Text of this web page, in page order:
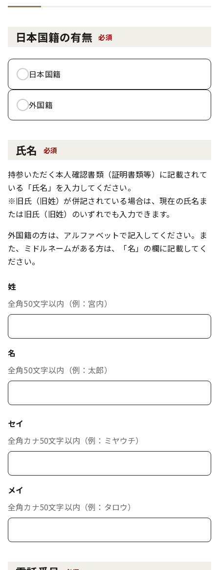
日本国籍の有無 必須
日本国籍
外国籍
氏名 必須
持参いただく本人確認書類（証明書類等）に記載されて
いる「氏名」を入力してください。
※旧氏（旧姓）が併記されている場合は、現在の氏名ま
たは旧氏（旧姓）のいずれでも入力できます。
外国籍の方は、アルファベットで記入してください。ま
た、ミドルネームがある方は、「名」の欄に記載してく
ださい。
姓
全角50文字以内（例：宮内）
名
全角50文字以内（例：太郎）
セイ
全角カナ50文字以内（例：ミヤウチ）
メイ
全角カナ50文字以内（例：タロウ）